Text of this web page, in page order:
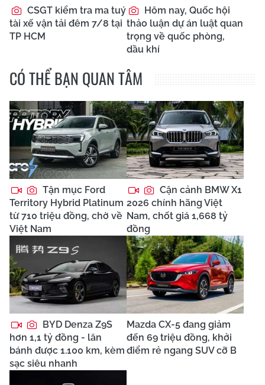
CSGT kiểm tra ma tuý
tài xế vận tải đêm 7/8 tại
TP HCM
Hôm nay, Quốc hội
thảo luận dự án luật quan
trọng về quốc phòng,
dầu khí
CÓ THỂ BẠN QUAN TÂM
Tận mục Ford
Territory Hybrid Platinum
từ 710 triệu đồng, chờ về
Việt Nam
Cận cảnh BMW X1
2026 chính hãng Việt
Nam, chốt giá 1,668 tỷ
đồng
BYD Denza Z9S
hơn 1,1 tỷ đồng - lăn
bánh được 1.100 km, kèm
sạc siêu nhanh
Mazda CX-5 đang giảm
đến 69 triệu đồng, khởi
điểm rẻ ngang SUV cỡ B